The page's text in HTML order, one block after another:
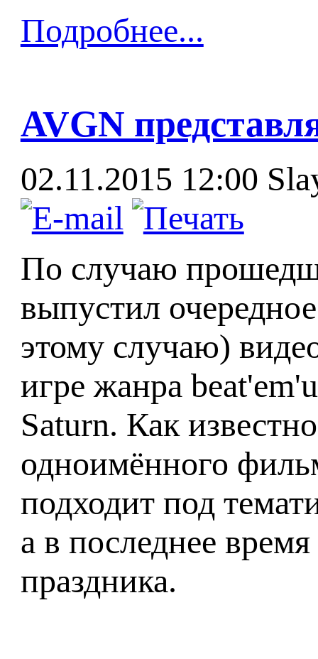
Подробнее...
AVGN
02.11.2015 12:00
По случаю
выпустил
этому случаю)
игре жанра
Saturn. Как
одноимённого
подходит под
а в последнее
праздника.